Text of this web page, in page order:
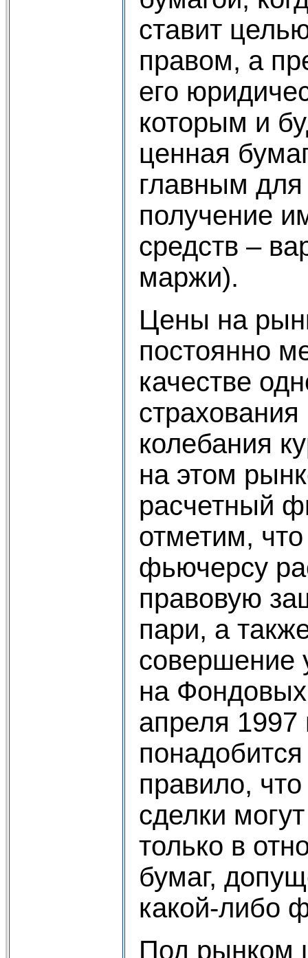
ставит
правом, а
его
которым и
ценная
главным для
получение
средств –
маржи).
Цены на
постоянно
качестве
страхования
колебания
на этом
расчетный
отметим,
фьючерсу
правовую
пари, а
совершение
на
апреля 1997
правило,
сделки
только в
бумаг,
какой-либо
Под рынком